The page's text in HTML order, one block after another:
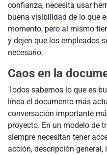
confianza, necesita usar
buena visibilidad de lo que
momento, pero al mismo
y dejen que los empleados
necesario.
Caos en la
Todos sabemos lo que es
línea el documento más
conversación importante
proyecto. En un modelo de
siempre necesitan tener
acción, descripción